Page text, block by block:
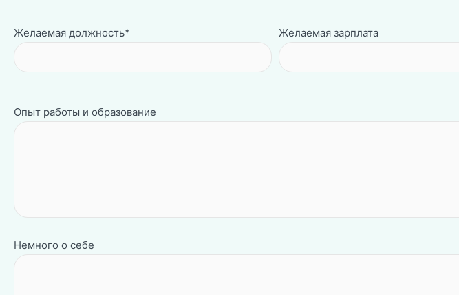
Желаемая должность* Желаемая зарплата
Опыт работы и образование
Немного о себе